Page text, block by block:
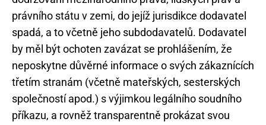
právního státu v zemi, do jejíž jurisdikce dodavatel
spadá, a to včetně jeho subdodavatelů. Dodavatel
by měl být ochoten zavázat se prohlášením, že
neposkytne důvěrné informace o svých zákaznících
třetím stranám (včetně mateřských, sesterských
společností apod.) s výjimkou legálního soudního
příkazu, a rovněž transparentně prokázat svou